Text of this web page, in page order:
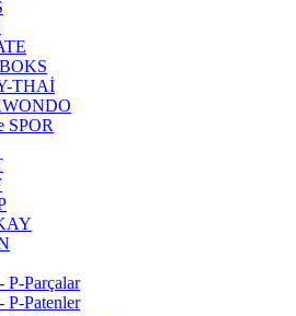
THAİ
SPOR
P-Parçalar
P-Patenler